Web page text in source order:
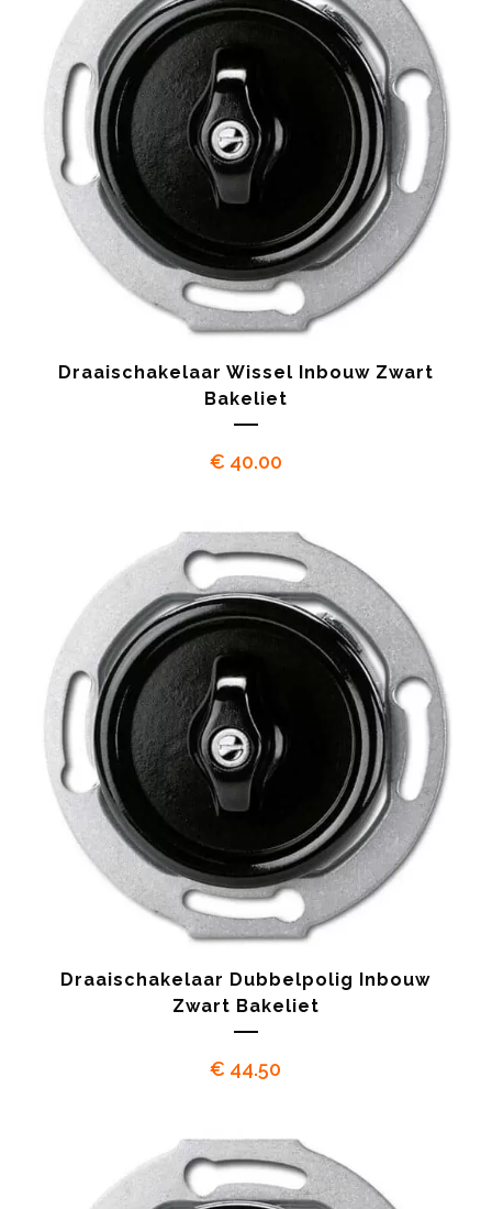
Draaischakelaar Wissel Inbouw Zwart
Bakeliet
€ 40.00
Draaischakelaar Dubbelpolig Inbouw
Zwart Bakeliet
€ 44.50